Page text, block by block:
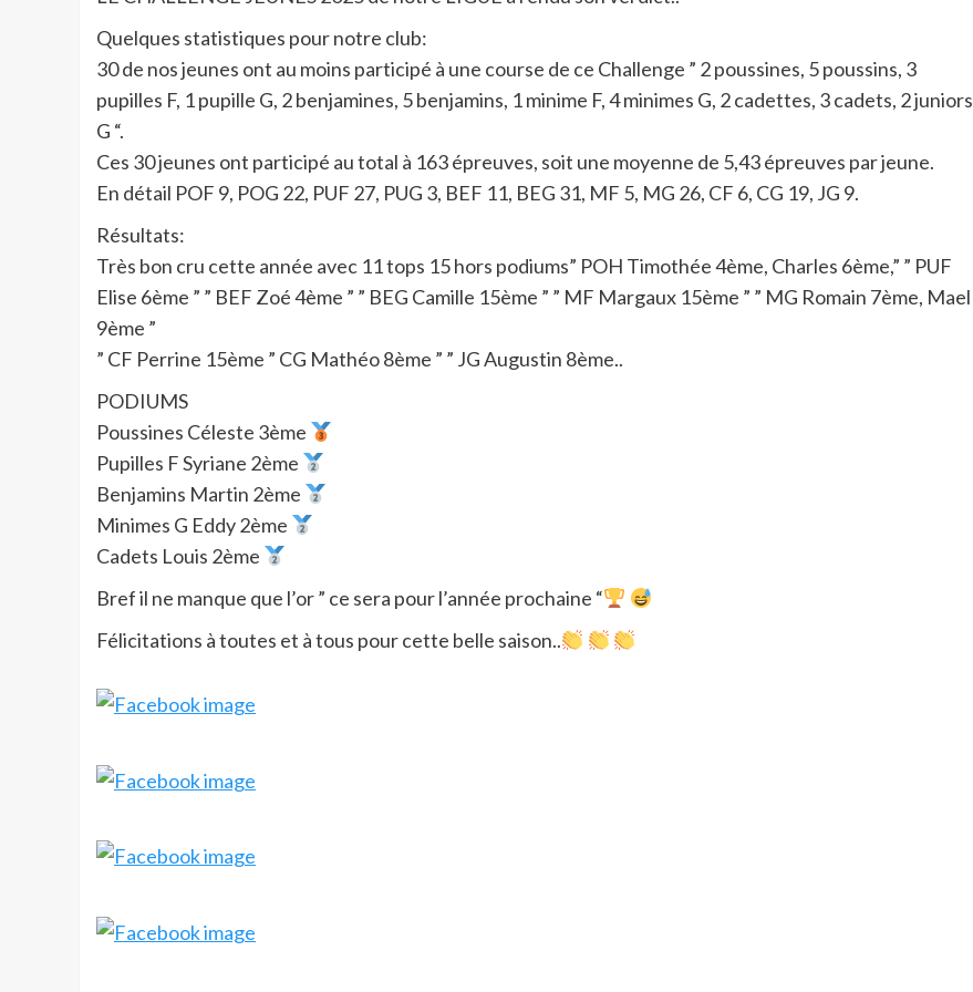
Quelques statistiques pour notre club:
30 de nos jeunes ont au moins participé à une course de ce Challenge ” 2 poussines, 5 poussins, 3
pupilles F, 1 pupille G, 2 benjamines, 5 benjamins, 1 minime F, 4 minimes G, 2 cadettes, 3 cadets, 2 juniors
G “.
Ces 30 jeunes ont participé au total à 163 épreuves, soit une moyenne de 5,43 épreuves par jeune.
En détail POF 9, POG 22, PUF 27, PUG 3, BEF 11, BEG 31, MF 5, MG 26, CF 6, CG 19, JG 9.
Résultats:
Très bon cru cette année avec 11 tops 15 hors podiums” POH Timothée 4ème, Charles 6ème,” ” PUF
Elise 6ème ” ” BEF Zoé 4ème ” ” BEG Camille 15ème ” ” MF Margaux 15ème ” ” MG Romain 7ème, Mael
9ème ”
” CF Perrine 15ème ” CG Mathéo 8ème ” ” JG Augustin 8ème..
PODIUMS
Poussines Céleste 3ème
Pupilles F Syriane 2ème
Benjamins Martin 2ème
Minimes G Eddy 2ème
Cadets Louis 2ème
Bref il ne manque que l’or ” ce sera pour l’année prochaine “
Félicitations à toutes et à tous pour cette belle saison..